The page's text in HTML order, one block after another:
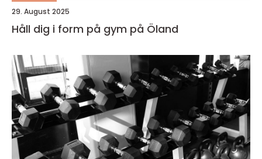
29. August 2025
Håll dig i form på gym på Öland